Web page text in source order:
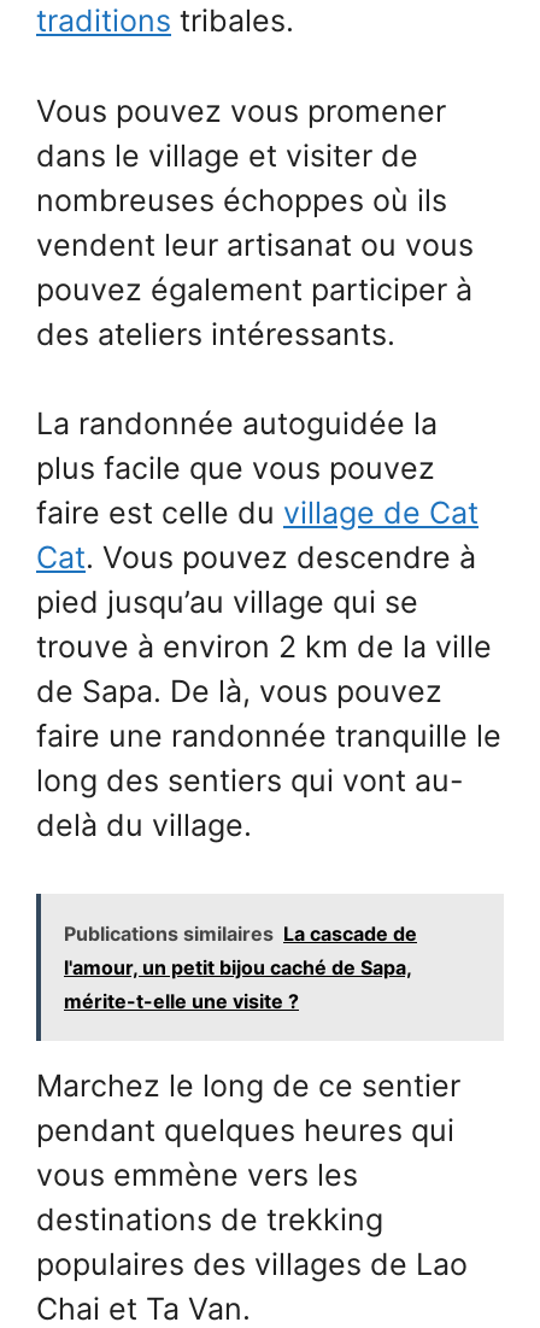
traditions tribales.
Vous pouvez vous promener
dans le village et visiter de
nombreuses échoppes où ils
vendent leur artisanat ou vous
pouvez également participer à
des ateliers intéressants.
La randonnée autoguidée la
plus facile que vous pouvez
faire est celle du village de Cat
Cat. Vous pouvez descendre à
pied jusqu’au village qui se
trouve à environ 2 km de la ville
de Sapa. De là, vous pouvez
faire une randonnée tranquille le
long des sentiers qui vont au-
delà du village.
Publications similaires La cascade de
l'amour, un petit bijou caché de Sapa,
mérite-t-elle une visite ?
Marchez le long de ce sentier
pendant quelques heures qui
vous emmène vers les
destinations de trekking
populaires des villages de Lao
Chai et Ta Van.